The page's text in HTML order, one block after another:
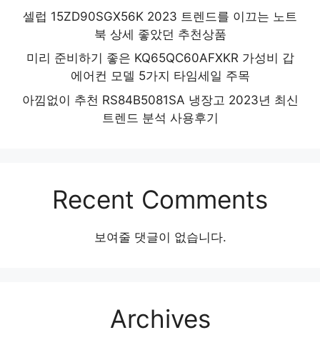
셀럽 15ZD90SGX56K 2023 트렌드를 이끄는 노트
북 상세 좋았던 추천상품
미리 준비하기 좋은 KQ65QC60AFXKR 가성비 갑
에어컨 모델 5가지 타임세일 주목
아낌없이 추천 RS84B5081SA 냉장고 2023년 최신
트렌드 분석 사용후기
Recent Comments
보여줄 댓글이 없습니다.
Archives